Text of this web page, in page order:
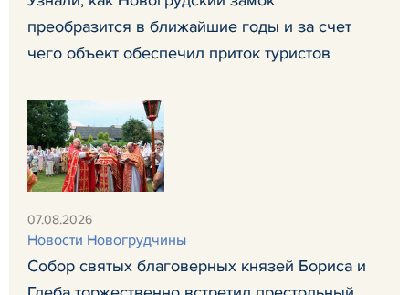
преобразится в ближайшие годы и за счет
чего объект обеспечил приток туристов
07.08.2026
Новости Новогрудчины
Собор святых благоверных князей Бориса и